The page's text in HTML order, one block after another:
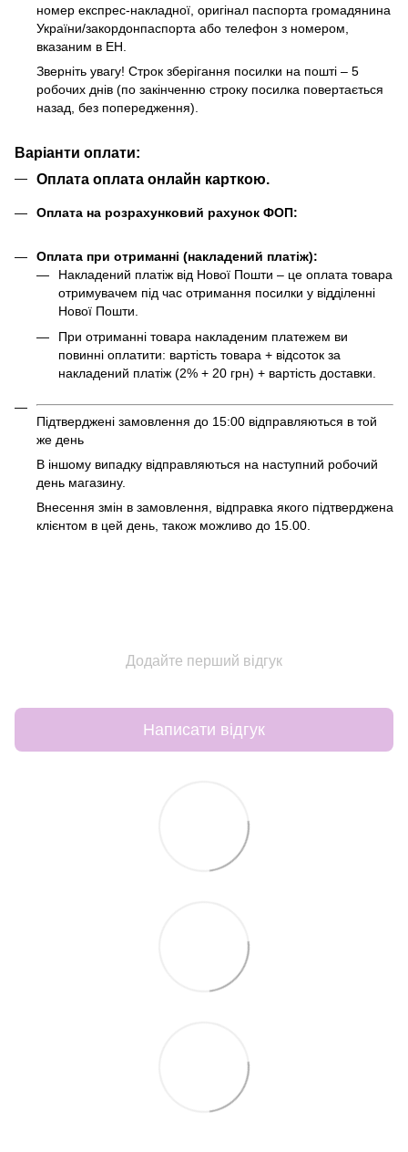
номер експрес-накладної, оригінал паспорта громадянина
України/закордонпаспорта або телефон з номером,
вказаним в ЕН.
Зверніть увагу! Строк зберігання посилки на пошті – 5
робочих днів (по закінченню строку посилка повертається
назад, без попередження).
Варіанти оплати:
Оплата оплата онлайн карткою.
Оплата на розрахунковий рахунок ФОП:
Оплата при отриманні (накладений платіж):
Накладений платіж від Нової Пошти – це оплата товара
отримувачем під час отримання посилки у відділенні
Нової Пошти.
При отриманні товара накладеним платежем ви
повинні оплатити: вартість товара + відсоток за
накладений платіж (2% + 20 грн) + вартість доставки.
Підтверджені замовлення до 15:00 відправляються в той
же день
В іншому випадку відправляються на наступний робочий
день магазину.
Внесення змін в замовлення, відправка якого підтверджена
клієнтом в цей день, також можливо до 15.00.
Додайте перший відгук
Написати відгук